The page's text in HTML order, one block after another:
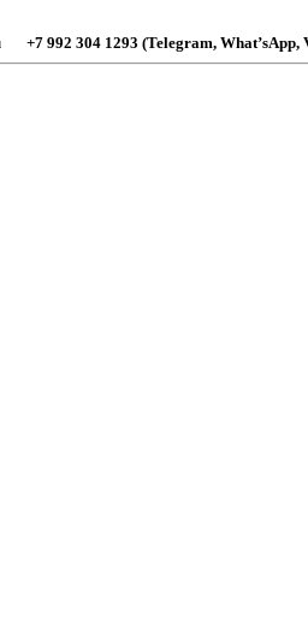
992 304 1293 (Telegram, What’sApp,